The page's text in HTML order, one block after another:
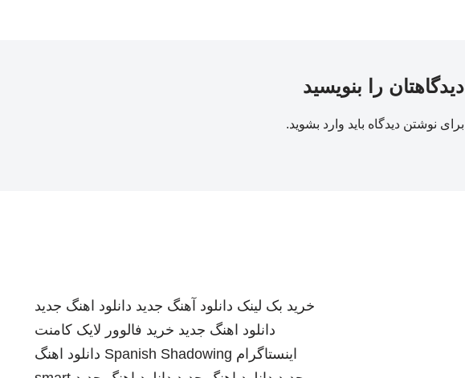
دیدگاهتان را بنویسید
برای نوشتن دیدگاه باید وارد بشوید.
خرید بک لینک دانلود آهنگ جدید دانلود اهنگ جدید
دانلود اهنگ جدید خرید فالوور لایک کامنت
اینستاگرام Spanish Shadowing دانلود اهنگ